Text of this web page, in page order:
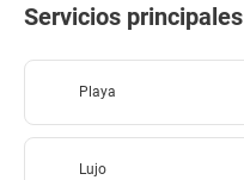
Servicios principales
Playa
Lujo